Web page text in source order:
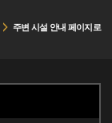
주변 시설 안내 페이지로